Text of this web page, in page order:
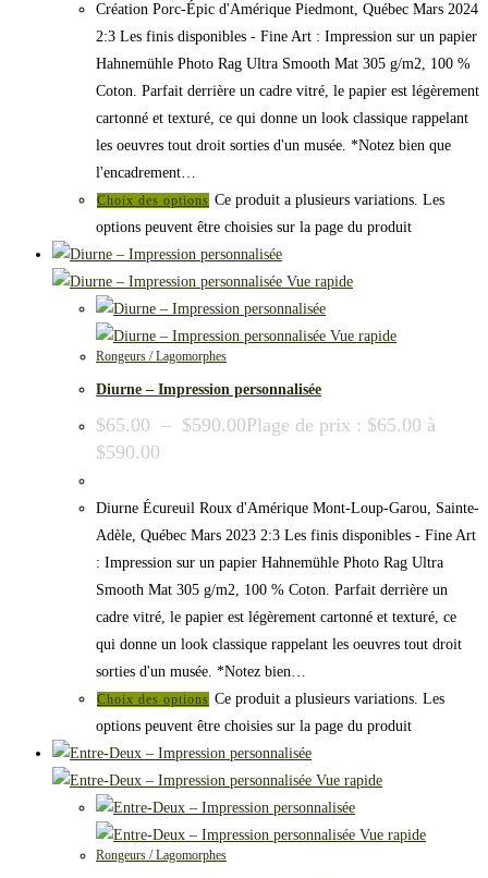
Création Porc-Épic d'Amérique Piedmont, Québec Mars 2024
2:3 Les finis disponibles - Fine Art : Impression sur un papier
Hahnemühle Photo Rag Ultra Smooth Mat 305 g/m2, 100 %
Coton. Parfait derrière un cadre vitré, le papier est légèrement
cartonné et texturé, ce qui donne un look classique rappelant
les oeuvres tout droit sorties d'un musée. *Notez bien que
l'encadrement…
Choix des options Ce produit a plusieurs variations. Les
options peuvent être choisies sur la page du produit
Vue rapide
Vue rapide
Rongeurs / Lagomorphes
Diurne – Impression personnalisée
$65.00 – $590.00Plage de prix : $65.00 à
$590.00
Diurne Écureuil Roux d'Amérique Mont-Loup-Garou, Sainte-
Adèle, Québec Mars 2023 2:3 Les finis disponibles - Fine Art
: Impression sur un papier Hahnemühle Photo Rag Ultra
Smooth Mat 305 g/m2, 100 % Coton. Parfait derrière un
cadre vitré, le papier est légèrement cartonné et texturé, ce
qui donne un look classique rappelant les oeuvres tout droit
sorties d'un musée. *Notez bien…
Choix des options Ce produit a plusieurs variations. Les
options peuvent être choisies sur la page du produit
Vue rapide
Vue rapide
Rongeurs / Lagomorphes